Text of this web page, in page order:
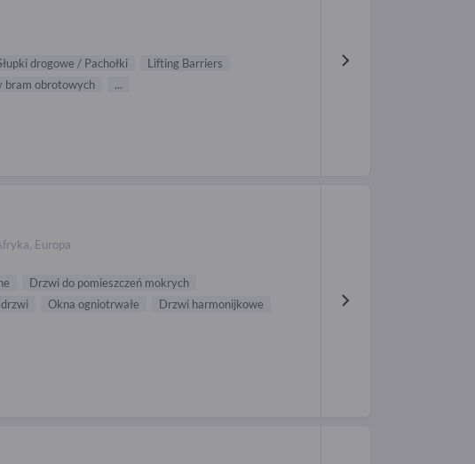
drogowe / Pachołki
Lifting Barriers
bram obrotowych ...
Europa
Drzwi do pomieszczeń mokrych
Okna ogniotrwałe
Drzwi harmonijkowe